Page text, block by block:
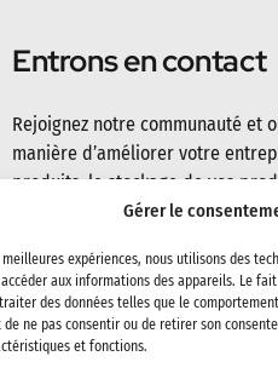
Gérer le
expériences, nous utilisons des
aux informations des appareils. Le
des données telles que le
de ne pas consentir ou de retirer son
et fonctions.
Entrons en contact
Rejoignez notre communauté et
manière d’améliorer votre
produits, le stockage de vos